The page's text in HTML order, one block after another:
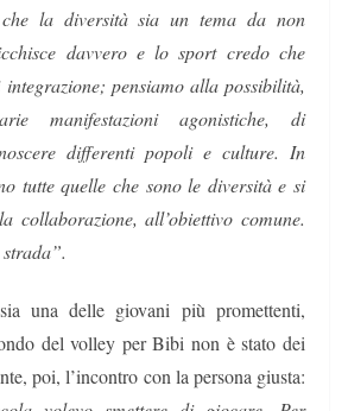
la diversità sia un tema da non
davvero e lo sport credo che
pensiamo alla possibilità,
manifestazioni agonistiche, di
differenti popoli e culture. In
tutte quelle che sono le diversità e si
collaborazione, all’obiettivo comune.
una delle giovani più promettenti,
del volley per Bibi non è stato dei
poi, l’incontro con la persona giusta: